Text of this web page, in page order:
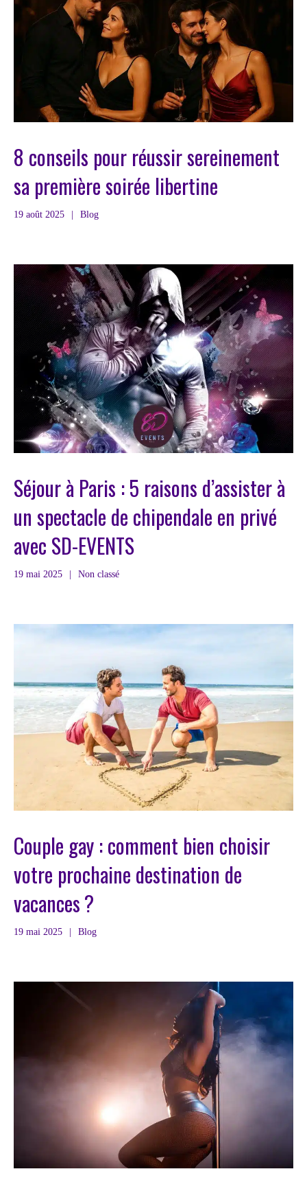
8 conseils pour réussir sereinement
sa première soirée libertine
19 août 2025 Blog
Séjour à Paris : 5 raisons d’assister à
un spectacle de chipendale en privé
avec SD-EVENTS
19 mai 2025 Non classé
Couple gay : comment bien choisir
votre prochaine destination de
vacances ?
19 mai 2025 Blog